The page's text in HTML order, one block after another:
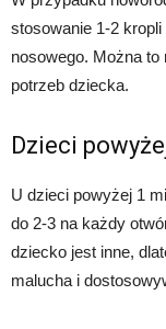
stosowanie 1-2
nosowego. Można
potrzeb dziecka.
Dzieci
U dzieci powyżej 1
do 2-3 na każdy
dziecko jest inne,
malucha i